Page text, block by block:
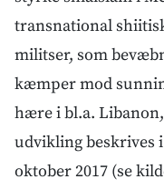
transnational
militser, som
kæmper mod
hære i bl.a.
udvikling beskrives
oktober 2017 (se